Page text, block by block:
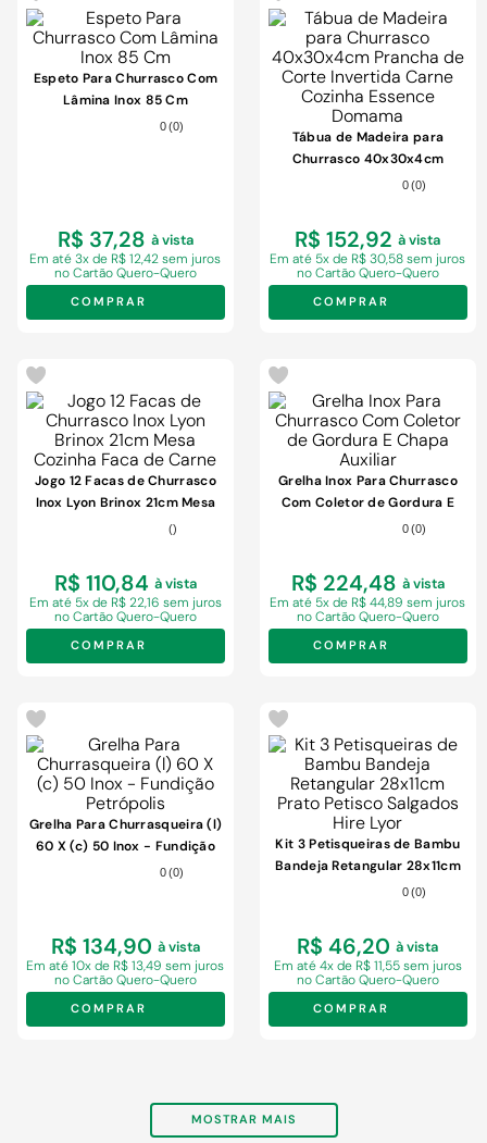
Espeto Para Churrasco Com
Lâmina Inox 85 Cm
0 (0)
R$ 37,28 à vista
Ematé 3x de R$ 12,42 sem juros
no Cartão Quero-Quero
COMPRAR
Tábua de Madeira para
Churrasco 40x30x4cm
Prancha de Corte Invertida
0 (0)
R$ 152,92 à vista
Ematé 5x de R$ 30,58 sem juros
no Cartão Quero-Quero
COMPRAR
Jogo 12 Facas de Churrasco
Inox Lyon Brinox 21cm Mesa
Cozinha Faca de Carne
()
R$ 110,84 à vista
Em até 5x de R$ 22,16 sem juros
no Cartão Quero-Quero
COMPRAR
Grelha Inox Para Churrasco
Com Coletor de Gordura E
Chapa Auxiliar
0 (0)
R$ 224,48 à vista
Ematé 5x de R$ 44,89 sem juros
no Cartão Quero-Quero
COMPRAR
Grelha Para Churrasqueira (l)
60 X (c) 50 Inox - Fundição
0 (0)
R$ 134,90 à vista
Ematé 10x de R$ 13,49 sem juros
no Cartão Quero-Quero
COMPRAR
Kit 3 Petisqueiras de Bambu
Bandeja Retangular 28x11cm
Prato Petisco Salgados Hire
0 (0)
R$ 46,20 à vista
Em até 4x de R$ 11,55 sem juros
no Cartão Quero-Quero
COMPRAR
MOSTRAR MAIS